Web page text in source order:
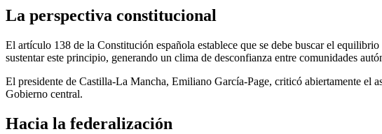
La perspectiva constitucional
El artículo 138 de la Constitución española establece que se debe buscar el
sustentar este principio, generando un clima de desconfianza entre comunidades
El presidente de Castilla-La Mancha, Emiliano García-Page, criticó abiertamente el
Gobierno central.
Hacia la federalización